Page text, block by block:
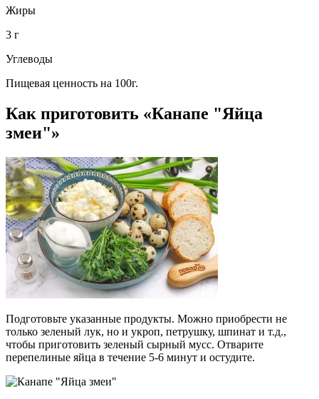
Жиры
3 г
Углеводы
Пищевая ценность на 100г.
Как приготовить «Канапе "Яйца
змеи"»
Подготовьте указанные продукты. Можно приобрести не
только зеленый лук, но и укроп, петрушку, шпинат и т.д.,
чтобы приготовить зеленый сырный мусс. Отварите
перепелиные яйца в течение 5-6 минут и остудите.